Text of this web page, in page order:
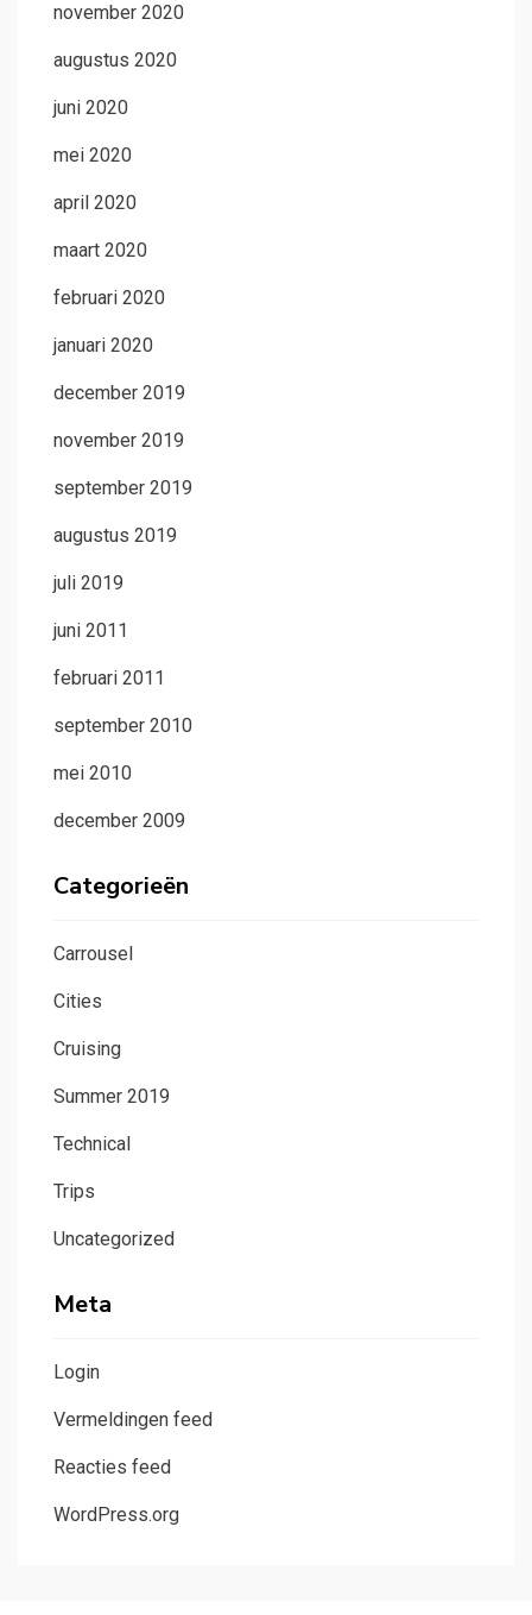
november 2020
augustus 2020
juni 2020
mei 2020
april 2020
maart 2020
februari 2020
januari 2020
december 2019
november 2019
september 2019
augustus 2019
juli 2019
juni 2011
februari 2011
september 2010
mei 2010
december 2009
Categorieën
Carrousel
Cities
Cruising
Summer 2019
Technical
Trips
Uncategorized
Meta
Login
Vermeldingen feed
Reacties feed
WordPress.org